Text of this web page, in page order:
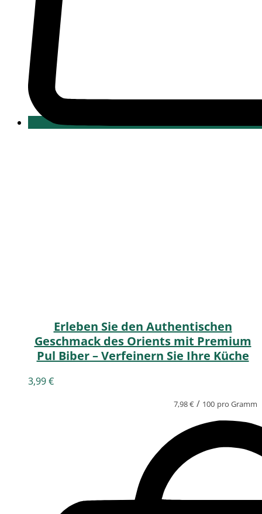
Erleben Sie den Authentischen
Geschmack des Orients mit Premium
Pul Biber – Verfeinern Sie Ihre Küche
3,99€
7,98€ / 100 pro Gramm